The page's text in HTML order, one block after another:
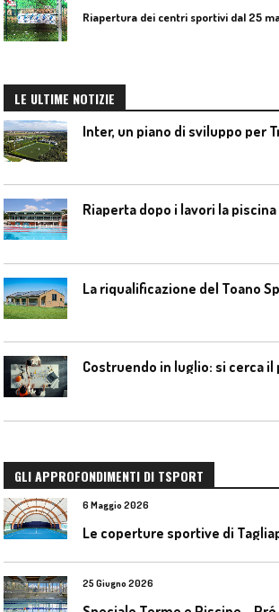
LE ULTIME NOTIZIE
Riaperta dopo i lavori la
La riqualificazione del Toano
Costruendo in luglio: si cerca
GLI APPROFONDIMENTI DI TSPORT
6 Maggio 2026
Le coperture sportive di
25 Giugno 2026